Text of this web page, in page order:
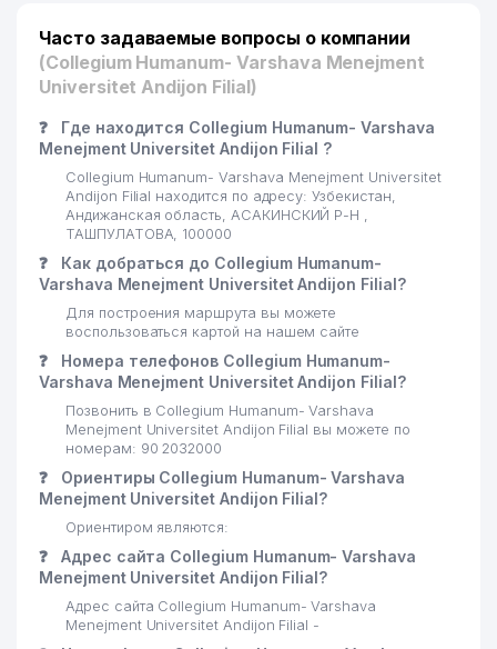
Часто задаваемые вопросы о компании
(Collegium Humanum- Varshava Menejment
Universitet Andijon Filial)
❓
Где находится Collegium Humanum- Varshava
Menejment Universitet Andijon Filial ?
Collegium Humanum- Varshava Menejment Universitet
Andijon Filial находится по адресу: Узбекистан,
Андижанская область, АСАКИНСКИЙ Р-Н ,
ТАШПУЛАТОВА, 100000
❓
Как добраться до Collegium Humanum-
Varshava Menejment Universitet Andijon Filial?
Для построения маршрута вы можете
воспользоваться картой на нашем сайте
❓
Номера телефонов Collegium Humanum-
Varshava Menejment Universitet Andijon Filial?
Позвонить в Collegium Humanum- Varshava
Menejment Universitet Andijon Filial вы можете по
номерам: 90 2032000
❓
Ориентиры Collegium Humanum- Varshava
Menejment Universitet Andijon Filial?
Ориентиром являются:
❓
Адрес сайта Collegium Humanum- Varshava
Menejment Universitet Andijon Filial?
Адрес сайта Collegium Humanum- Varshava
Menejment Universitet Andijon Filial -